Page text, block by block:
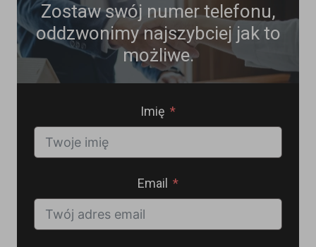
Zostaw swój numer telefonu,
oddzwonimy najszybciej jak to
możliwe.
Imię
Email